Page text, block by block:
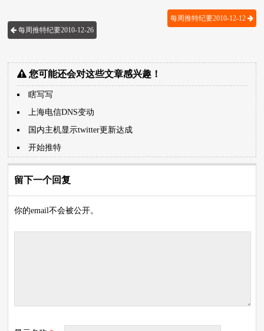
每周推特纪要2010-12-26
每周推特纪要2010-12-12
您可能还会对这些文章感兴趣！
瞎写写
上海电信DNS变动
国内主机显示twitter更新达成
开始推特
留下一个回复
你的email不会被公开。